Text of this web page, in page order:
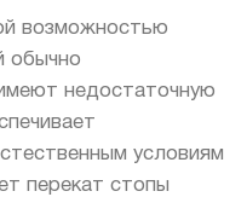
возможностью
обычно
недостаточную
условиям
перекат стопы